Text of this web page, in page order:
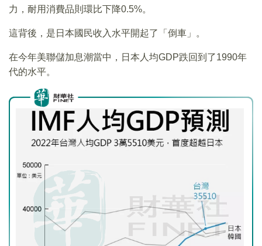
力，耐用消費品則環比下降0.5%。
這背後，是日本國民收入水平開起了「倒車」。
在今年美聯儲加息潮當中，日本人均GDP跌回到了1990年
代的水平。